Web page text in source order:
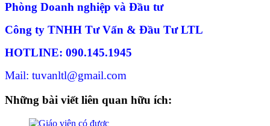
Phòng Doanh nghiệp và Đầu tư
Công ty TNHH Tư Vấn & Đầu Tư LTL
HOTLINE: 090.145.1945
Mail: tuvanltl@gmail.com
Những bài viết liên quan hữu ích: